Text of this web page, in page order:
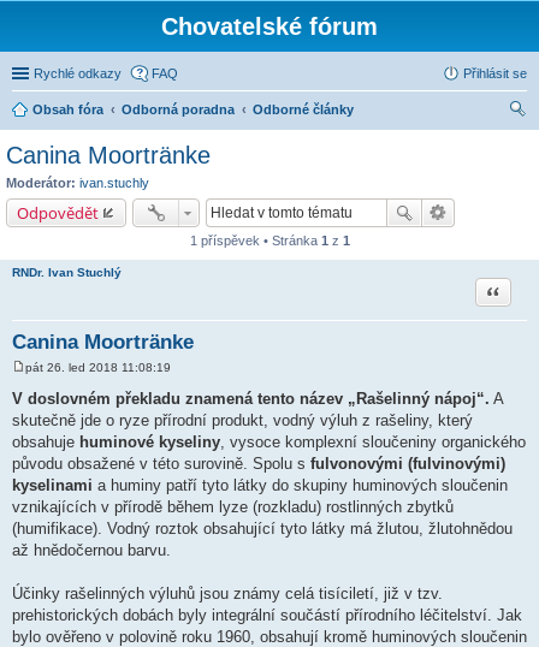
Chovatelské fórum
Rychlé odkazy FAQ Přihlásit se
Obsah fóra Odborná poradna
Odborné články
Canina Moortränke
Moderátor: ivan.stuchly
Odpovědět
1 příspěvek • Stránka 1 z 1
RNDr. Ivan Stuchlý
Canina Moortränke
Citace
P
s
ě
v
k
pát 26. led 2018 11:08:19
V doslovném překladu znamená tento název „Rašelinný nápoj“. A
skutečně jde o ryze přírodní produkt, vodný výluh z rašeliny, který
obsahuje huminové kyseliny , vysoce komplexní sloučeniny organického
původu obsažené v této surovině. Spolu s fulvonovými (fulvinovými)
kyselinami a huminy patří tyto látky do skupiny huminových sloučenin
vznikajících v přírodě během lyze (rozkladu) rostlinných zbytků
(humifikace). Vodný roztok obsahující tyto látky má žlutou, žlutohnědou
až hnědočernou barvu.
Účinky rašelinných výluhů jsou známy celá tisíciletí, již v tzv.
prehistorických dobách byly integrální součástí přírodního léčitelství. Jak
bylo ověřeno v polovině roku 1960, obsahují kromě huminových sloučenin